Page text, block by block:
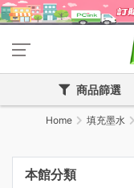
商品篩選
Home 填充墨水
本館分類